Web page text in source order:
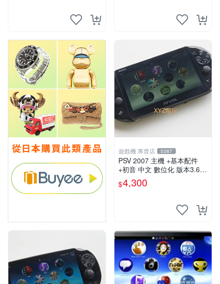
遊戲機 專賣店 5387
PSV 2007 主機 +基本配件
+初音 中文 數位化 版本3.69
PS Vita2007 保修一年 85成
新
$4,300